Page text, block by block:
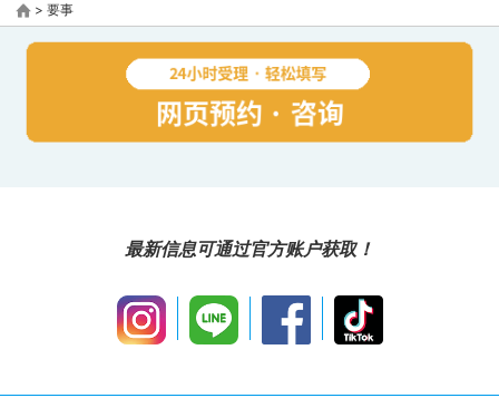
> 要事
最新信息可通过官方账户获取！